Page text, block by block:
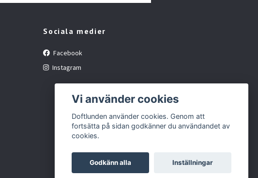
Sociala medier
Facebook
Instagram
Vi använder cookies
Doftlunden använder cookies. Genom att
fortsätta på sidan godkänner du användandet av
cookies.
Godkänn alla Inställningar